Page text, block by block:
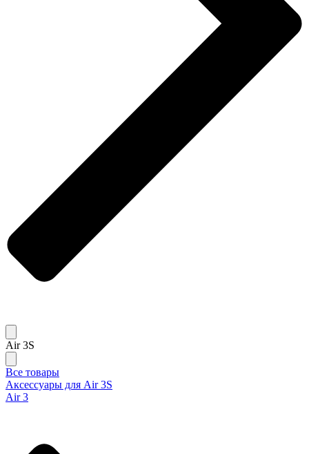
Air 3S
Все товары
Аксессуары для Air 3S
Air 3